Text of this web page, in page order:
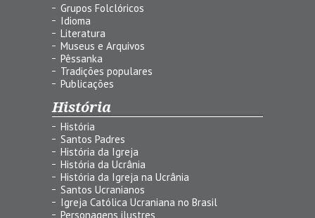
Grupos Folclóricos
Idioma
Literatura
Museus e Arquivos
Pêssanka
Tradições populares
Publicações
História
História
Santos Padres
História da Igreja
História da Ucrânia
História da Igreja na Ucrânia
Santos Ucranianos
Igreja Católica Ucraniana no Brasil
Personagens ilustres